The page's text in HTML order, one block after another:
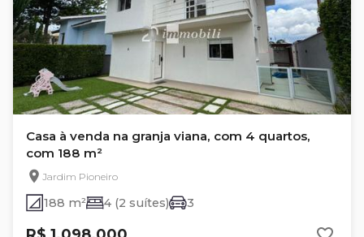
Casa à venda na granja viana, com 4 quartos,
com 188 m²
Jardim Pioneiro
188 m² 4 (2 suítes) 3